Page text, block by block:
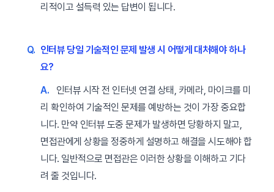
리적이고 설득력 있는 답변이 됩니다.
Q. 인터뷰 당일 기술적인 문제 발생 시 어떻게 대처해야 하나
요?
A.
인터뷰 시작 전 인터넷 연결 상태, 카메라, 마이크를 미
리 확인하여 기술적인 문제를 예방하는 것이 가장 중요합
니다. 만약 인터뷰 도중 문제가 발생하면 당황하지 말고,
면접관에게 상황을 정중하게 설명하고 해결을 시도해야 합
니다. 일반적으로 면접관은 이러한 상황을 이해하고 기다
려 줄 것입니다.